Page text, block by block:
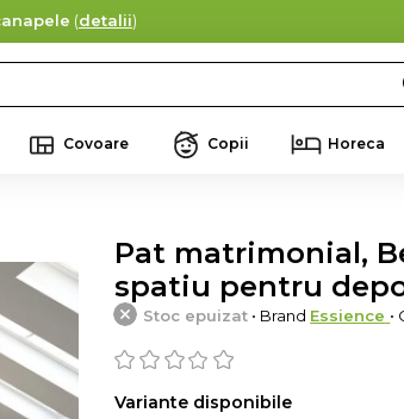
(detalii)
Covoare Copii Horeca
Pat matrimonial,
spatiu pentru
Stoc epuizat • Brand Essience •
Variante disponibile